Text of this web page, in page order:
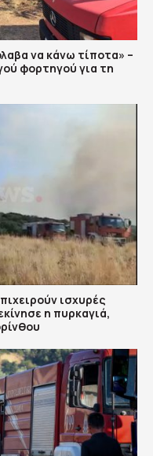
να κάνω τίποτα» –
φορτηγού για τη
ισχυρές
η πυρκαγιά,